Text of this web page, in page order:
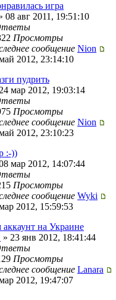
игра
08 авг 2011, 19:51:10
Просмотры
сообщение Nion
2012, 23:14:10
пудрить
мар 2012, 19:03:14
Просмотры
сообщение Nion
2012, 23:10:23
:-))
мар 2012, 14:07:44
Просмотры
сообщение Wyki
2012, 15:59:53
на Украине
» 23 янв 2012, 18:41:44
Просмотры
сообщение Lanara
2012, 19:47:07